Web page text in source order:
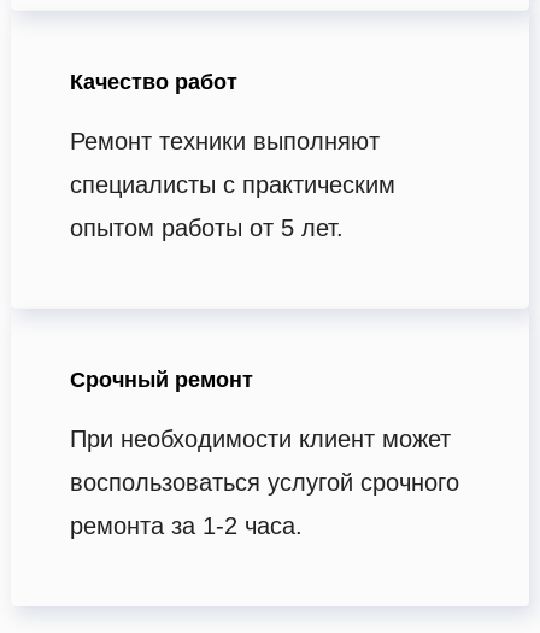
Качество работ
Ремонт техники выполняют
специалисты с практическим
опытом работы от 5 лет.
Срочный ремонт
При необходимости клиент может
воспользоваться услугой срочного
ремонта за 1-2 часа.